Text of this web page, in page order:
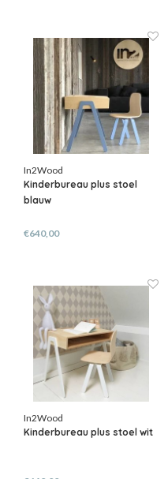
In2Wood
Kinderbureau plus stoel
blauw
€640,00
In2Wood
Kinderbureau plus stoel wit